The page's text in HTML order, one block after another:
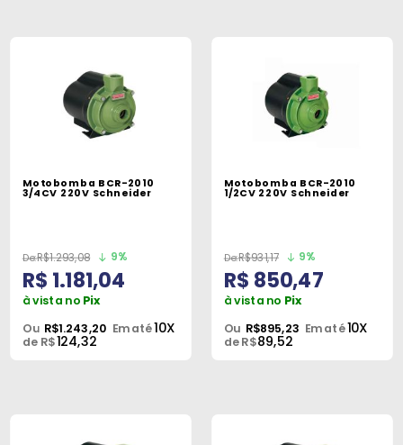
Motobomba BCR-2010
3/4CV 220V Schneider
R$1.293,08 9%
R$ 1.181,04
à vista no Pix
Ou R$1.243,20 Em até10X
de R$124,32
Motobomba BCR-2010
1/2CV 220V Schneider
R$931,17 9%
R$ 850,47
à vista no Pix
Ou R$895,23 Em até10X
de R$89,52